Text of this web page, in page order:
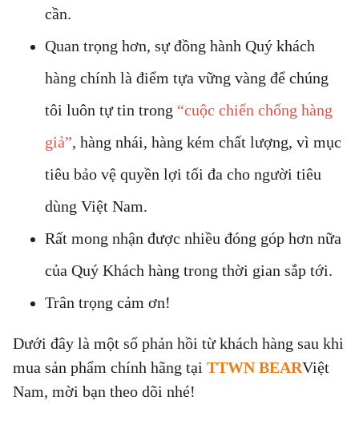
cần.
Quan trọng hơn, sự đồng hành Quý khách
hàng chính là điểm tựa vững vàng để chúng
tôi luôn tự tin trong “cuộc chiến chống hàng
giả”, hàng nhái, hàng kém chất lượng, vì mục
tiêu bảo vệ quyền lợi tối đa cho người tiêu
dùng Việt Nam.
Rất mong nhận được nhiều đóng góp hơn nữa
của Quý Khách hàng trong thời gian sắp tới.
Trân trọng cảm ơn!
Dưới đây là một số phản hồi từ khách hàng sau khi
mua sản phẩm chính hãng tại TTWN BEARViệt
Nam, mời bạn theo dõi nhé!